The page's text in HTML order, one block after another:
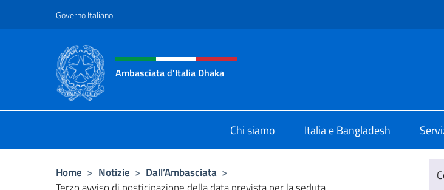
Governo Italiano
Intestazione sito, social e menù
Ambasciata d'Italia Dhaka
Chi siamo Italia e Bangladesh
Home > Notizie > Dall’Ambasciata >